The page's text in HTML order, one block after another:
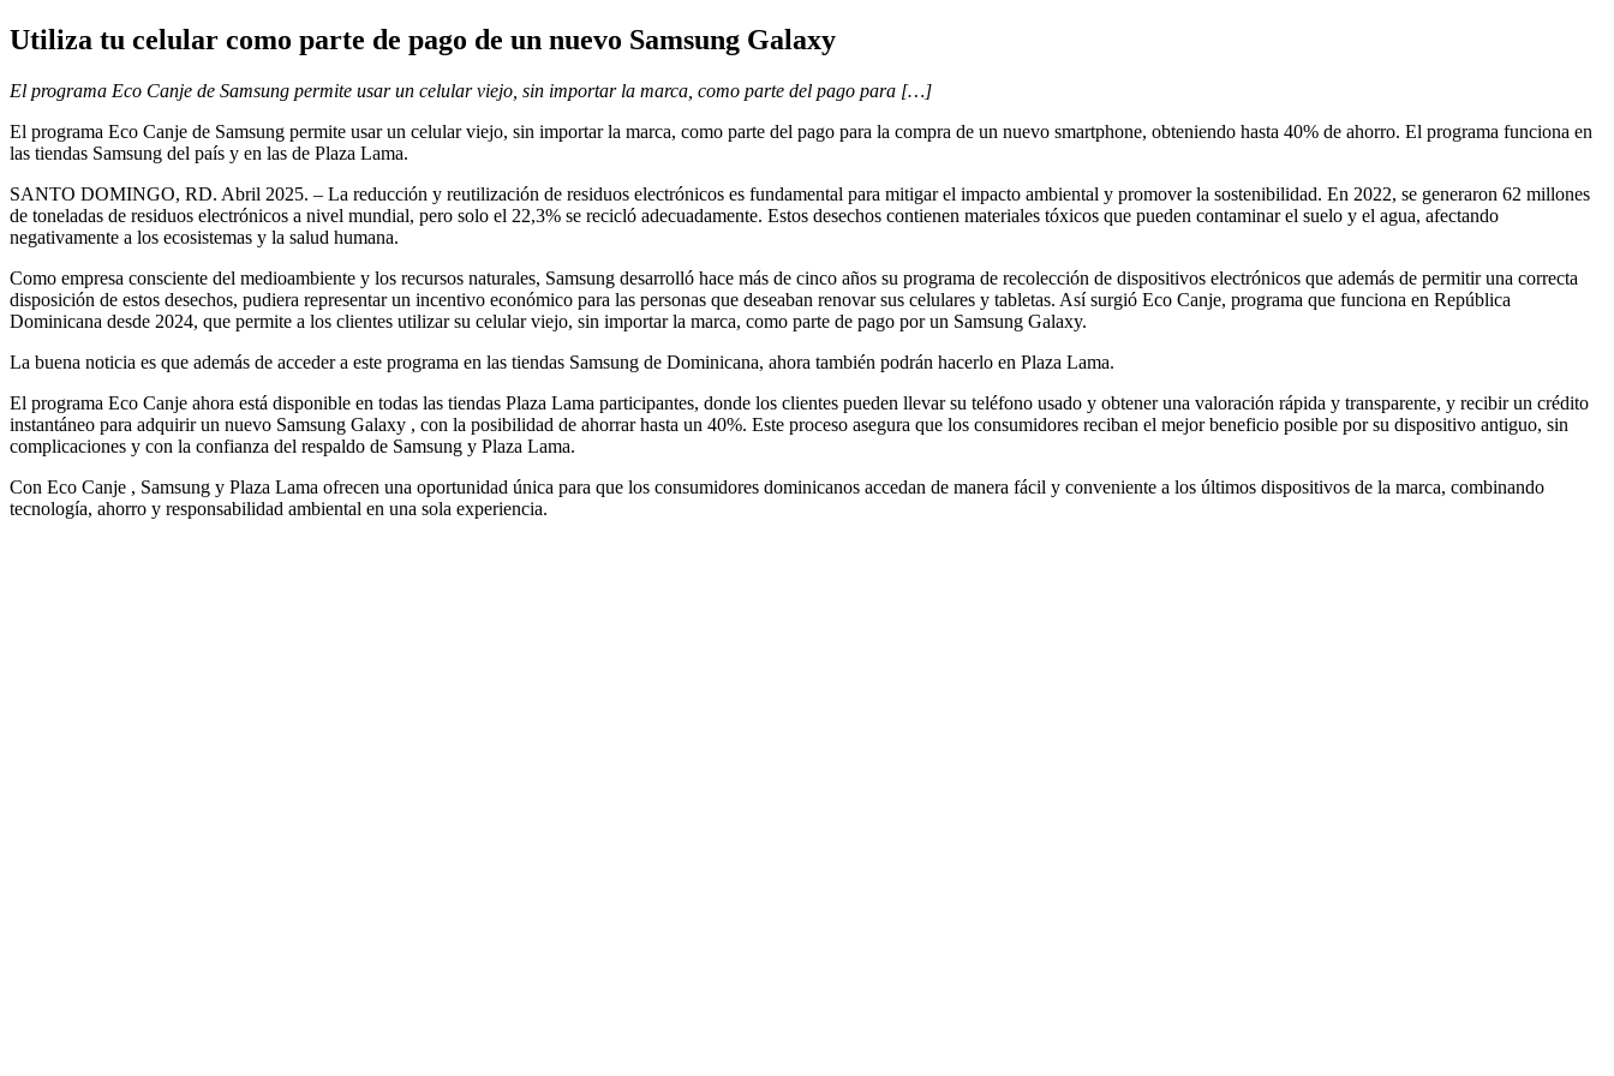
Utiliza tu celular como parte de pago de un nuevo Samsung Galaxy
El programa Eco Canje de Samsung permite usar un celular viejo, sin importar la marca, como parte del pago para […]
El programa Eco Canje de Samsung permite usar un celular viejo, sin importar la marca, como parte del pago para la compra de un nuevo smartphone, obteniendo hasta 40% de ahorro. El programa funciona en
las tiendas Samsung del país y en las de Plaza Lama.
SANTO DOMINGO, RD. Abril 2025. – La reducción y reutilización de residuos electrónicos es fundamental para mitigar el impacto ambiental y promover la sostenibilidad. En 2022, se generaron 62 millones
de toneladas de residuos electrónicos a nivel mundial, pero solo el 22,3% se recicló adecuadamente. Estos desechos contienen materiales tóxicos que pueden contaminar el suelo y el agua, afectando
negativamente a los ecosistemas y la salud humana.
Como empresa consciente del medioambiente y los recursos naturales, Samsung desarrolló hace más de cinco años su programa de recolección de dispositivos electrónicos que además de permitir una correcta
disposición de estos desechos, pudiera representar un incentivo económico para las personas que deseaban renovar sus celulares y tabletas. Así surgió Eco Canje, programa que funciona en República
Dominicana desde 2024, que permite a los clientes utilizar su celular viejo, sin importar la marca, como parte de pago por un Samsung Galaxy.
La buena noticia es que además de acceder a este programa en las tiendas Samsung de Dominicana, ahora también podrán hacerlo en Plaza Lama.
El programa Eco Canje ahora está disponible en todas las tiendas Plaza Lama participantes, donde los clientes pueden llevar su teléfono usado y obtener una valoración rápida y transparente, y recibir un crédito
instantáneo para adquirir un nuevo Samsung Galaxy , con la posibilidad de ahorrar hasta un 40%. Este proceso asegura que los consumidores reciban el mejor beneficio posible por su dispositivo antiguo, sin
complicaciones y con la confianza del respaldo de Samsung y Plaza Lama.
Con Eco Canje , Samsung y Plaza Lama ofrecen una oportunidad única para que los consumidores dominicanos accedan de manera fácil y conveniente a los últimos dispositivos de la marca, combinando
tecnología, ahorro y responsabilidad ambiental en una sola experiencia.